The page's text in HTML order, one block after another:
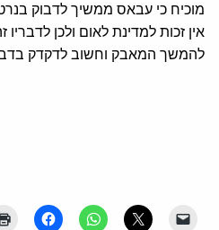
מוכיח כי עבאס ממשיך לדבוק
אין זכות למדינת לאום ולכן
להמשך המאבק וחשוב לדקדק